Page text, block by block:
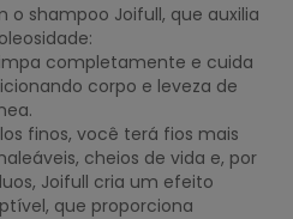
o shampoo Joifull, que auxilia
completamente e cuida
corpo e leveza de
finos, você terá fios mais
cheios de vida e, por
Joifull cria um efeito
que proporciona